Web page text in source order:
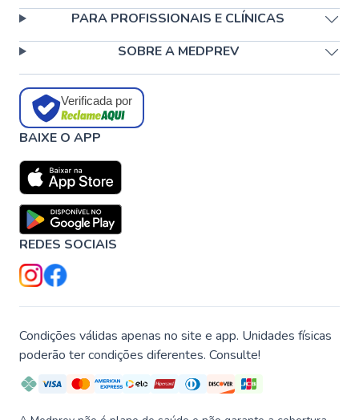
PARA PROFISSIONAIS E CLÍNICAS
SOBRE A MEDPREV
Verificada por
BAIXE O APP
REDES SOCIAIS
Condições válidas apenas no site e app. Unidades físicas
poderão ter condições diferentes. Consulte!